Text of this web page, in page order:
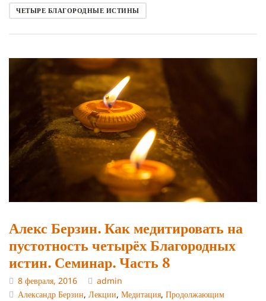
ЧЕТЫРЕ БЛАГОРОДНЫЕ ИСТИНЫ
Алекс Берзин. Как медитировать на
пустотность четырёх Благородных
истин. Семинар. Часть 8
8 февраля, 2016
admin
Александр Берзин, Лекции, Медитация, Продолжающим